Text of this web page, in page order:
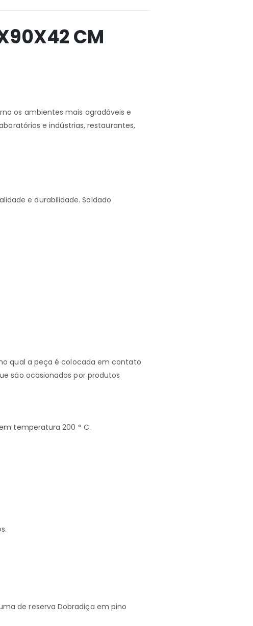
CM
os ambientes mais agradáveis e
e indústrias, restaurantes,
e durabilidade. Soldado
qual a peça é colocada em contato
são ocasionados por produtos
temperatura 200 ° C.
de reserva Dobradiça em pino